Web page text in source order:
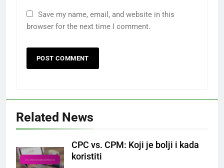
Save my name, email, and website in this
browser for the next time I comment.
Related News
CPC vs. CPM: Koji je bolji i kada
koristiti